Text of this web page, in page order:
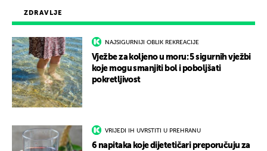
ZDRAVLJE
NAJSIGURNIJI OBLIK REKREACIJE
Vježbe za koljeno u moru: 5 sigurnih vježbi
koje mogu smanjiti bol i poboljšati
pokretljivost
VRIJEDI IH UVRSTITI U PREHRANU
6 napitaka koje dijetetičari preporučuju za